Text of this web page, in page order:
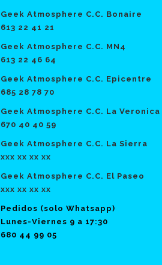
Geek Atmosphere C.C. Bonaire
613 22 41 21
Geek Atmosphere C.C. MN4
613 22 46 64
Geek Atmosphere C.C. Epicentre
685 28 78 70
Geek Atmosphere C.C. La Veronica
670 40 40 59
Geek Atmosphere C.C. La Sierra
xxx xx xx xx
Geek Atmosphere C.C. El Paseo
xxx xx xx xx
Pedidos (solo Whatsapp)
Lunes-Viernes 9 a 17:30
680 44 99 05